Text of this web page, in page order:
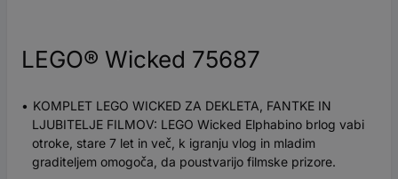
LEGO® Wicked 75687
KOMPLET LEGO WICKED ZA DEKLETA, FANTKE IN
LJUBITELJE FILMOV: LEGO Wicked Elphabino brlog vabi
otroke, stare 7 let in več, k igranju vlog in mladim
graditeljem omogoča, da poustvarijo filmske prizore.